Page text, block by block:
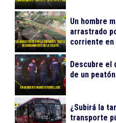
Un hombre
arrastrado
corriente en
Descubre el
de un peatón
¿Subirá la
transporte